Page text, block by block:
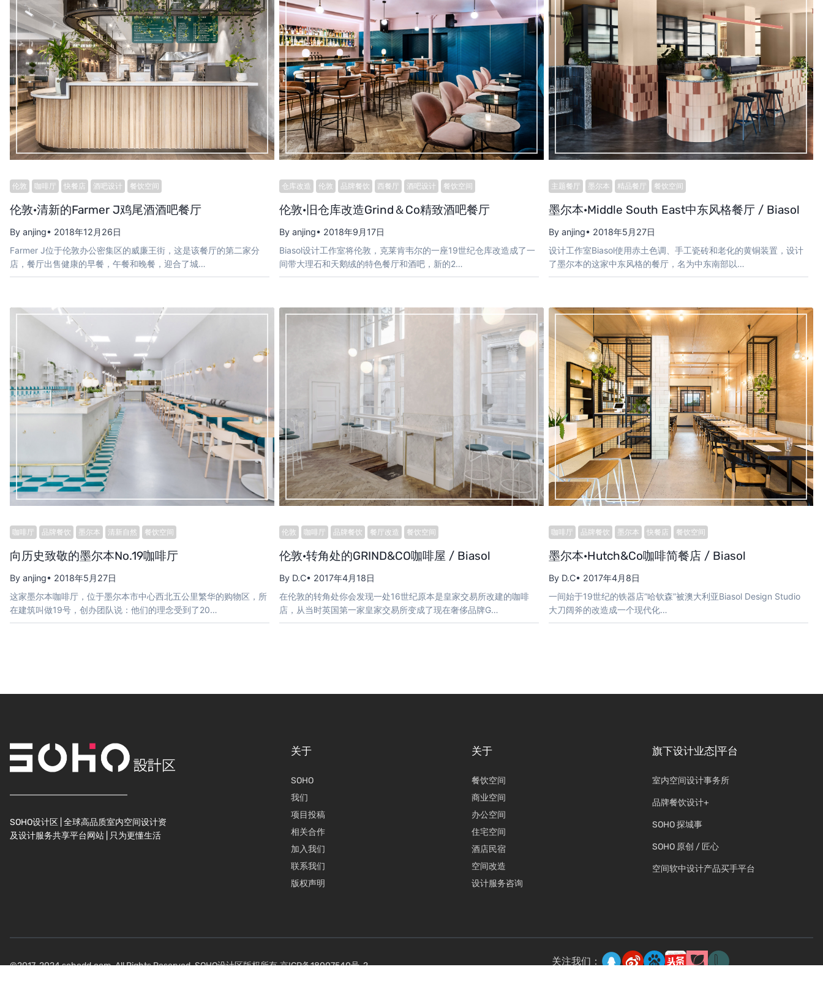
伦敦 咖啡厅 快餐店 酒吧设计 餐饮空间
伦敦·清新的Farmer J鸡尾酒酒吧餐厅
By anjing• 2018年12月26日
Farmer J位于伦敦办公密集区的威廉王街，这是该餐厅的第二家分
店，餐厅出售健康的早餐，午餐和晚餐，迎合了城…
仓库改造 伦敦 品牌餐饮 西餐厅 酒吧设计 餐饮空间
伦敦·旧仓库改造Grind＆Co精致酒吧餐厅
By anjing• 2018年9月17日
Biasol设计工作室将伦敦，克莱肯韦尔的一座19世纪仓库改造成了一
间带大理石和天鹅绒的特色餐厅和酒吧，新的2…
主题餐厅 墨尔本 精品餐厅 餐饮空间
墨尔本·Middle South East中东风格餐厅 / Biasol
By anjing• 2018年5月27日
设计工作室Biasol使用赤土色调、手工瓷砖和老化的黄铜装置，设计
了墨尔本的这家中东风格的餐厅，名为中东南部以…
咖啡厅 品牌餐饮 墨尔本 清新自然 餐饮空间
向历史致敬的墨尔本No.19咖啡厅
By anjing• 2018年5月27日
这家墨尔本咖啡厅，位于墨尔本市中心西北五公里繁华的购物区，所
在建筑叫做19号，创办团队说：他们的理念受到了20…
伦敦 咖啡厅 品牌餐饮 餐厅改造 餐饮空间
伦敦·转角处的GRIND&CO咖啡屋 / Biasol
By D.C• 2017年4月18日
在伦敦的转角处你会发现一处16世纪原本是皇家交易所改建的咖啡
店，从当时英国第一家皇家交易所变成了现在奢侈品牌G…
咖啡厅 品牌餐饮 墨尔本 快餐店 餐饮空间
墨尔本·Hutch&Co咖啡简餐店 / Biasol
By D.C• 2017年4月8日
一间始于19世纪的铁器店“哈钦森”被澳大利亚Biasol Design Studio
大刀阔斧的改造成一个现代化…
SOHO设计区 | 全球高品质室内空间设计资
及设计服务共享平台网站 | 只为更懂生活
关于
SOHO
我们
项目投稿
相关合作
加入我们
联系我们
版权声明
关于
餐饮空间
商业空间
办公空间
住宅空间
酒店民宿
空间改造
设计服务咨询
旗下设计业态|平台
室内空间设计事务所
品牌餐饮设计+
SOHO 探城事
SOHO 原创 / 匠心
空间软中设计产品买手平台
©2017-2024 sohodd.com. All Rights Reserved. SOHO设计区版权所有.京ICP备18007540号-2 关注我们：